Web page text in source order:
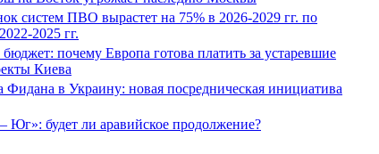
систем ПВО вырастет на 75% в 2026-2029 гг. по
2025 гг.
почему Европа готова платить за устаревшие
Киева
Фидана в Украину: новая посредническая инициатива
будет ли аравийское продолжение?